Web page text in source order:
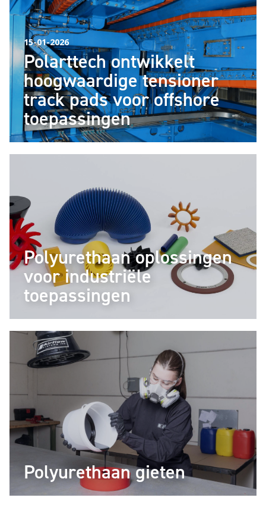
15-01-2026
Polarttech ontwikkelt
hoogwaardige tensioner
track pads voor offshore
toepassingen
Polyurethaan oplossingen
voor industriële
toepassingen
Polyurethaan gieten